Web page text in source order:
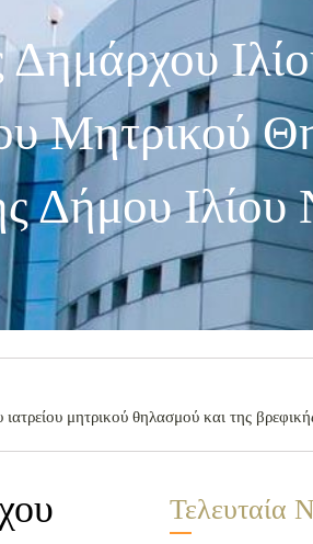
Μητρικού
Δήμου
μητρικού θηλασμού και της
Τελευταία